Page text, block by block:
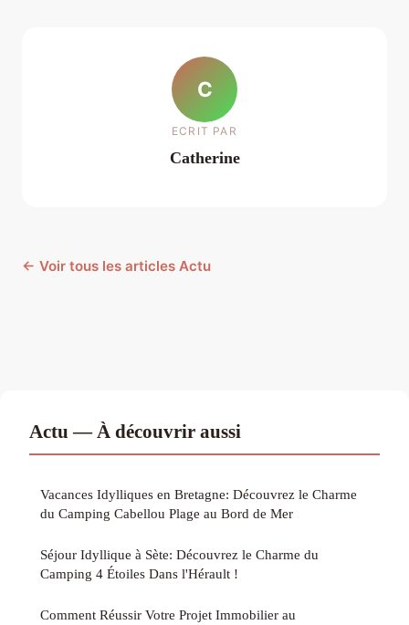
C
ECRIT PAR
Catherine
← Voir tous les articles Actu
Actu — À découvrir aussi
Vacances Idylliques en Bretagne: Découvrez le Charme
du Camping Cabellou Plage au Bord de Mer
Séjour Idyllique à Sète: Découvrez le Charme du
Camping 4 Étoiles Dans l'Hérault !
Comment Réussir Votre Projet Immobilier au